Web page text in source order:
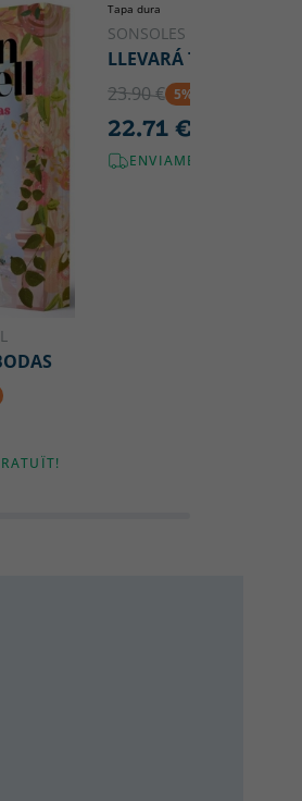
Tapa dura
SONSOLES ÓNEGA
LLEVARÁ TU NOMBRE
23.90 € 5% DTO
22.71 €
ENVIAMENT GRATUÏT!